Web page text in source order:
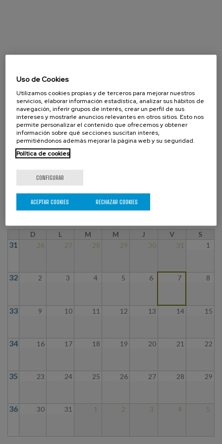
Agosto 2026
D L M M J V S
31 26 27 28 29 30 31 1
32 2 3 4 5 6 7 8
33 9 10 11 12 13 14 15
34 16 17 18 19 20 21 22
35 23 24 25 26 27 28 29
36 30 31 1 2 3 4 5
Uso de Cookies
Utilizamos cookies propias y de terceros para mejorar nuestros
servicios, elaborar información estadística, analizar sus hábitos de
navegación, inferir grupos de interés, crear un perfil de sus
intereses y mostrarle anuncios relevantes en otros sitios. Esto nos
permite personalizar el contenido que ofrecemos y obtener
información sobre qué secciones suscitan interés,
permitiéndonos además mejorar la página web y su seguridad.
Política de cookies
CONFIGURAR
RECHAZAR COOKIES
ACEPTAR COOKIES